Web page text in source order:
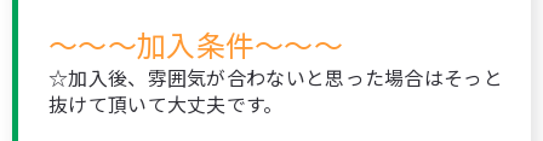
～～～加入条件～～～
☆加入後、雰囲気が合わないと思った場合はそっと
抜けて頂いて大丈夫です。